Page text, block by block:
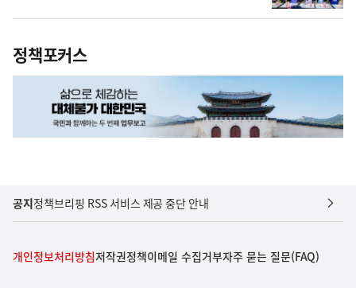
정책포커스
공지정책브리핑 RSS 서비스 제공 중단 안내
개인정보처리방침저작권정책이메일 수집거부자주 묻는 질문(FAQ)